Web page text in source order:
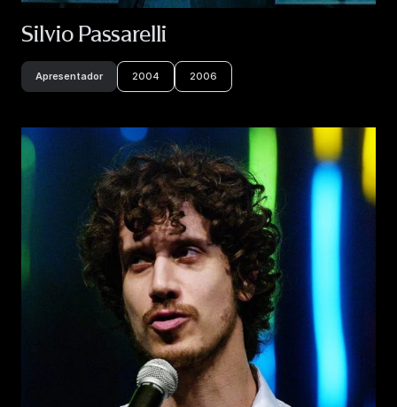
Silvio Passarelli
Apresentador 2004 2006